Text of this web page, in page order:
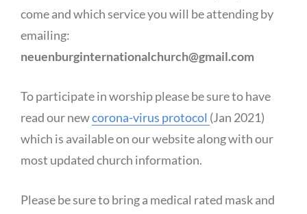
come and which service you will be attending by
emailing:
neuenburginternationalchurch@gmail.com
To participate in worship please be sure to have
read our newcorona-virus protocol (Jan 2021)
which is available on our website along with our
most updated church information.
Please be sure to bring a medical rated mask and